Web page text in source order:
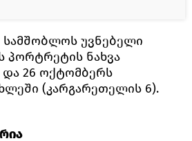
უვნებელი
პორტრეტის ნახვა
და 26 ოქტომბერს
(კარგარეთელის 6).